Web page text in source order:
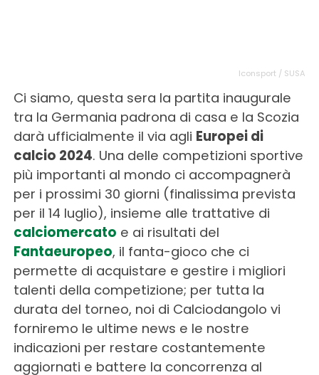
Iconsport / SUSA
Ci siamo, questa sera la partita inaugurale
tra la Germania padrona di casa e la Scozia
darà ufficialmente il via agli Europei di
calcio 2024. Una delle competizioni sportive
più importanti al mondo ci accompagnerà
per i prossimi 30 giorni (finalissima prevista
per il 14 luglio), insieme alle trattative di
calciomercato e ai risultati del
Fantaeuropeo, il fanta-gioco che ci
permette di acquistare e gestire i migliori
talenti della competizione; per tutta la
durata del torneo, noi di Calciodangolo vi
forniremo le ultime news e le nostre
indicazioni per restare costantemente
aggiornati e battere la concorrenza al